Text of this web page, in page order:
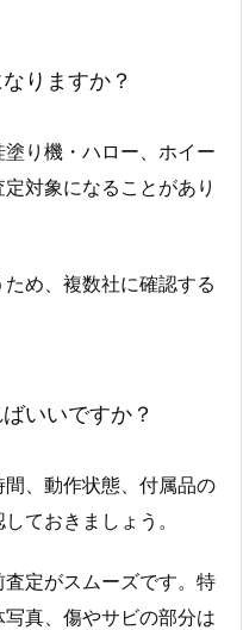
りますか？
り機・ハロー、ホイー
対象になることがあり
め、複数社に確認する
いいですか？
、動作状態、付属品の
ておきましょう。
定がスムーズです。特
真、傷やサビの部分は